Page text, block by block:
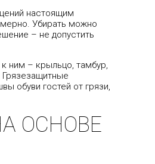
настоящим
Убирать можно
– не допустить
ним – крыльцо, тамбур,
обуви гостей от грязи,
ОСНОВЕ